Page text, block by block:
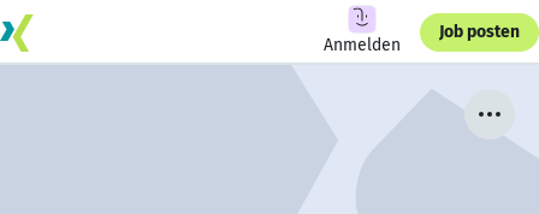
Anmelden
Job posten